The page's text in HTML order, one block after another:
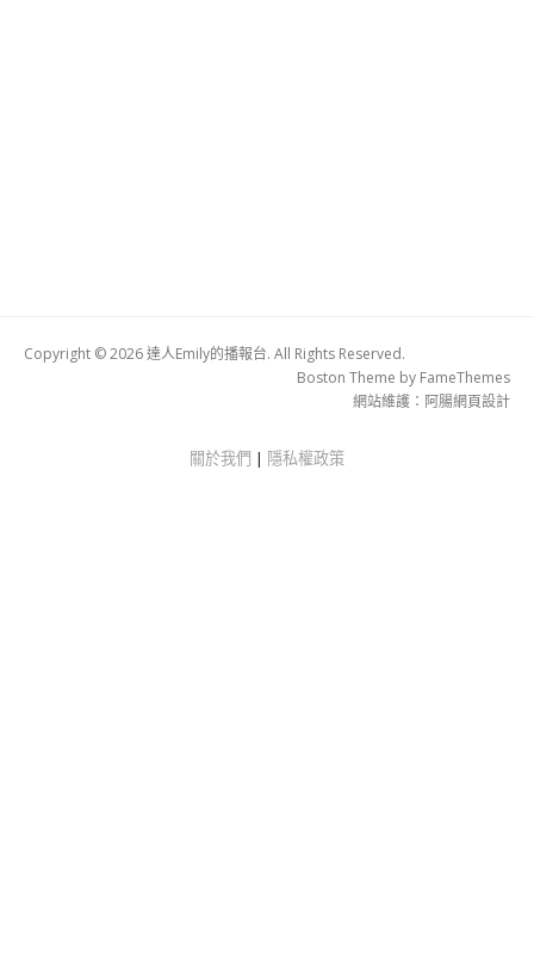
Copyright © 2026 達人Emily的播報台. All Rights Reserved.
Boston Theme by FameThemes
網站維護： 阿腸網頁設計
關於我們 | 隱私權政策